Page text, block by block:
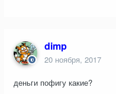
dimp
20 ноября, 2017
деньги пофигу какие?